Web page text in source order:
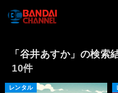
「谷井あすか」の検索
10件
レンタル